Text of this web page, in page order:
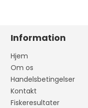
Information
Hjem
Om os
Handelsbetingelser
Kontakt
Fiskeresultater